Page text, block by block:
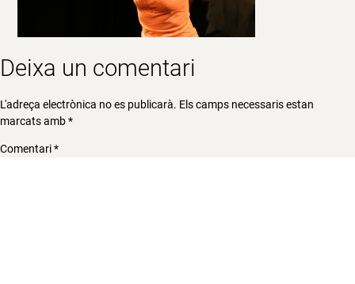
Deixa un comentari
L'adreça electrònica no es publicarà. Els camps necessaris estan
marcats amb*
Comentari*